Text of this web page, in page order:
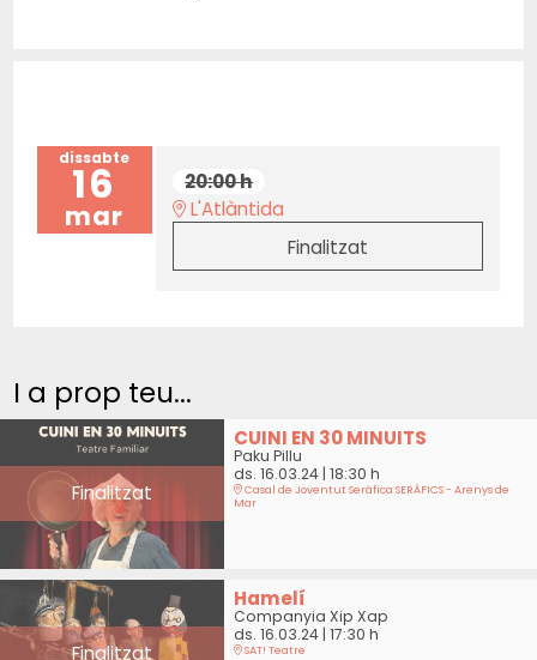
dissabte
16
mar
20:00 h
L'Atlàntida
Finalitzat
I a prop teu...
Finalitzat
CUINI EN 30 MINUITS
Paku Pillu
ds. 16.03.24| 18:30 h
Casal de Joventut Seràfica SERÀFICS - Arenys de
Mar
Finalitzat
Hamelí
Companyia Xip Xap
ds. 16.03.24| 17:30 h
SAT! Teatre